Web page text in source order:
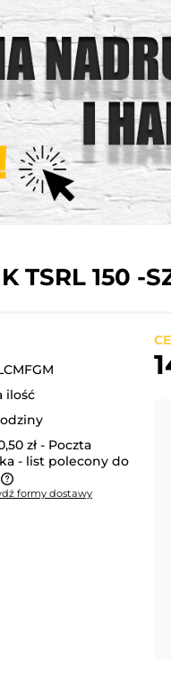
TSRL 150 -
ilość
zł - Poczta
- list polecony do
formy dostawy